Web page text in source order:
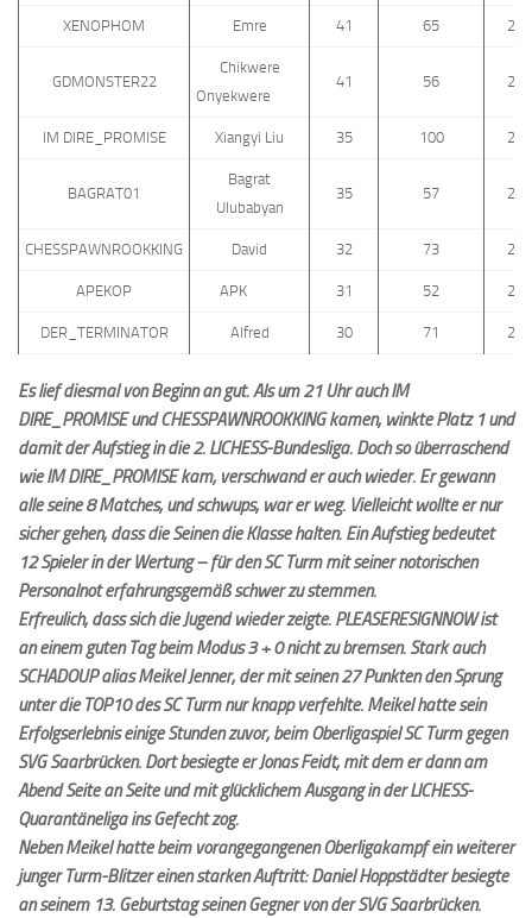
XENOPHOM Emre 41 65
GDMONSTER22
Chikwere
Onyekwere
41 56
IM DIRE_PROMISE Xiangyi Liu 35 100
BAGRAT01
Bagrat
Ulubabyan
35 57
CHESSPAWNROOKKING David 32 73
APEKOP APK 31 52
DER_TERMINATOR Alfred 30 71
Es lief diesmal von Beginn an gut. Als um 21 Uhr auch IM
DIRE_PROMISE und CHESSPAWNROOKKING kamen, winkte Platz 1 und
damit der Aufstieg in die 2. LICHESS-Bundesliga. Doch so überraschend
wie IM DIRE_PROMISE kam, verschwand er auch wieder. Er gewann
alle seine 8 Matches, und schwups, war er weg. Vielleicht wollte er nur
sicher gehen, dass die Seinen die Klasse halten. Ein Aufstieg bedeutet
12 Spieler in der Wertung – für den SC Turm mit seiner notorischen
Personalnot erfahrungsgemäß schwer zu stemmen.
Erfreulich, dass sich die Jugend wieder zeigte. PLEASERESIGNNOW ist
an einem guten Tag beim Modus 3 + 0 nicht zu bremsen. Stark auch
SCHADOUP alias Meikel Jenner, der mit seinen 27 Punkten den Sprung
unter die TOP10 des SC Turm nur knapp verfehlte. Meikel hatte sein
Erfolgserlebnis einige Stunden zuvor, beim Oberligaspiel SC Turm gegen
SVG Saarbrücken. Dort besiegte er Jonas Feidt, mit dem er dann am
Abend Seite an Seite und mit glücklichem Ausgang in der LICHESS-
Quarantäneliga ins Gefecht zog.
Neben Meikel hatte beim vorangegangenen Oberligakampf ein weiterer
junger Turm-Blitzer einen starken Auftritt: Daniel Hoppstädter besiegte
an seinem 13. Geburtstag seinen Gegner von der SVG Saarbrücken.